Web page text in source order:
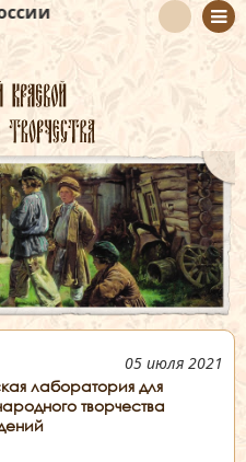
05 июля 2021
лаборатория для
творчества